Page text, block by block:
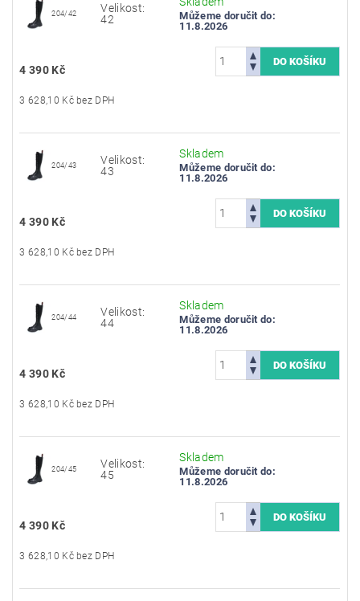
204/42
Velikost:
42
Můžeme doručit do:
11.8.2026
4 390 Kč
3 628,10 Kč bez DPH
204/43
Velikost:
43
Skladem
Můžeme doručit do:
11.8.2026
4 390 Kč
3 628,10 Kč bez DPH
204/44
Velikost:
44
Skladem
Můžeme doručit do:
11.8.2026
4 390 Kč
3 628,10 Kč bez DPH
204/45
Velikost:
45
Skladem
Můžeme doručit do:
11.8.2026
4 390 Kč
3 628,10 Kč bez DPH